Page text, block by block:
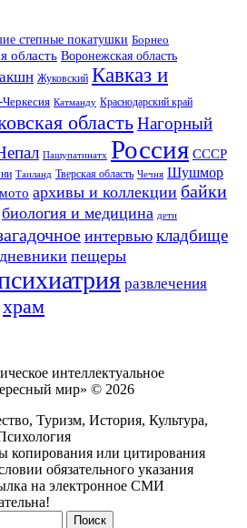
степные покатушки Борнео
область Воронежская область
Жуковский Кавказ и
Катманду Краснодарский край
областьНагорный
Пашупатинатх Россия СССР
Таиланд Тверская область Чечня Шушмор
архивы и коллекции байки
биология и медицина дети
интервью кладбище
пещеры
развлечения
храм
интеллектуальное
мир» © 2026
Туризм, История, Культура,
или цитирования
обязательного указания
на электронное СМИ